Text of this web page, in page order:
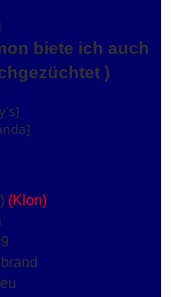
biete ich auch
)
(Klon)